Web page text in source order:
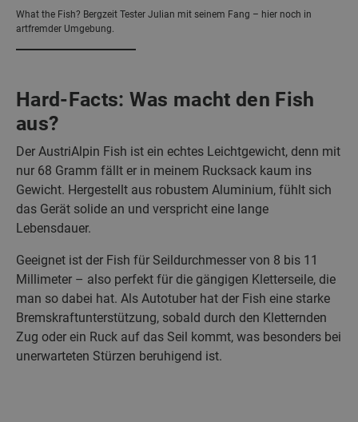
What the Fish? Bergzeit Tester Julian mit seinem Fang – hier noch in
artfremder Umgebung.
Hard-Facts: Was macht den Fish
aus?
Der AustriAlpin Fish ist ein echtes Leichtgewicht, denn mit
nur 68 Gramm fällt er in meinem Rucksack kaum ins
Gewicht. Hergestellt aus robustem Aluminium, fühlt sich
das Gerät solide an und verspricht eine lange
Lebensdauer.
Geeignet ist der Fish für Seildurchmesser von 8 bis 11
Millimeter – also perfekt für die gängigen Kletterseile, die
man so dabei hat. Als Autotuber hat der Fish eine starke
Bremskraftunterstützung, sobald durch den Kletternden
Zug oder ein Ruck auf das Seil kommt, was besonders bei
unerwarteten Stürzen beruhigend ist.